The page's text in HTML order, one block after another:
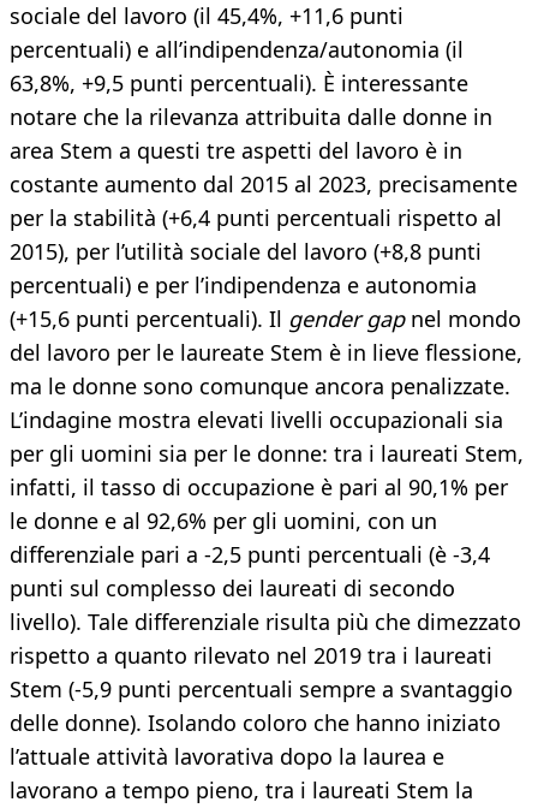
sociale del lavoro (il 45,4%, +11,6 punti
percentuali) e all’indipendenza/autonomia (il
63,8%, +9,5 punti percentuali). È interessante
notare che la rilevanza attribuita dalle donne in
area Stem a questi tre aspetti del lavoro è in
costante aumento dal 2015 al 2023, precisamente
per la stabilità (+6,4 punti percentuali rispetto al
2015), per l’utilità sociale del lavoro (+8,8 punti
percentuali) e per l’indipendenza e autonomia
(+15,6 punti percentuali). Il gender gap nel mondo
del lavoro per le laureate Stem è in lieve flessione,
ma le donne sono comunque ancora penalizzate.
L’indagine mostra elevati livelli occupazionali sia
per gli uomini sia per le donne: tra i laureati Stem,
infatti, il tasso di occupazione è pari al 90,1% per
le donne e al 92,6% per gli uomini, con un
differenziale pari a -2,5 punti percentuali (è -3,4
punti sul complesso dei laureati di secondo
livello). Tale differenziale risulta più che dimezzato
rispetto a quanto rilevato nel 2019 tra i laureati
Stem (-5,9 punti percentuali sempre a svantaggio
delle donne). Isolando coloro che hanno iniziato
l’attuale attività lavorativa dopo la laurea e
lavorano a tempo pieno, tra i laureati Stem la